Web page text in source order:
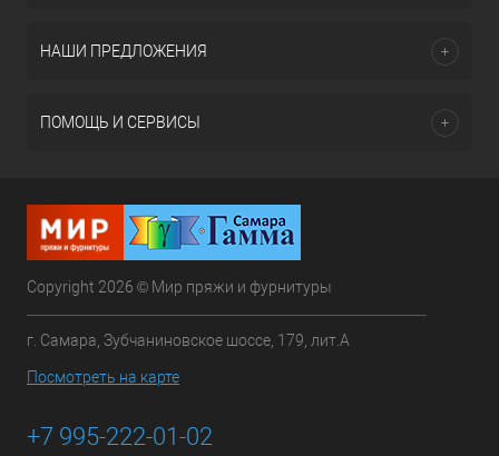
НАШИ ПРЕДЛОЖЕНИЯ
ПОМОЩЬ И СЕРВИСЫ
Copyright 2026 © Мир пряжи и фурнитуры
г. Самара, Зубчаниновское шоссе, 179, лит.А
Посмотреть на карте
+7 995-222-01-02